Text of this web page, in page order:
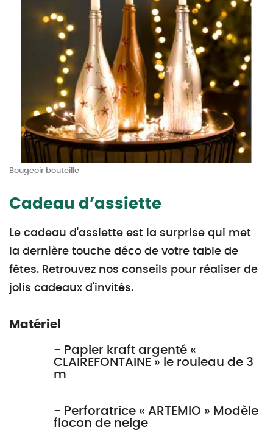
Bougeoir bouteille
Cadeau d’assiette
Le cadeau d'assiette est la surprise qui met
la dernière touche déco de votre table de
fêtes. Retrouvez nos conseils pour réaliser de
jolis cadeaux d'invités.
Matériel
- Papier kraft argenté «
CLAIREFONTAINE » le rouleau de 3
m
- Perforatrice « ARTEMIO » Modèle
flocon de neige